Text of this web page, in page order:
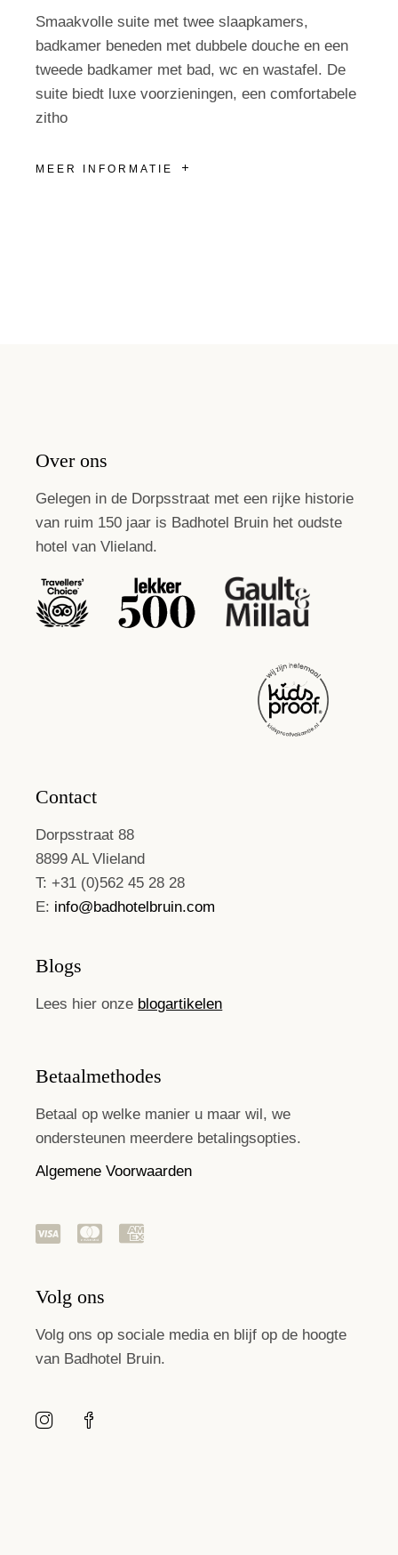
Smaakvolle suite met twee slaapkamers,
badkamer beneden met dubbele douche en een
tweede badkamer met bad, wc en wastafel. De
suite biedt luxe voorzieningen, een comfortabele
zitho
MEER INFORMATIE
Over ons
Gelegen in de Dorpsstraat met een rijke historie
van ruim 150 jaar is Badhotel Bruin het oudste
hotel van Vlieland.
Contact
Dorpsstraat 88
8899 AL Vlieland
T: +31 (0)562 45 28 28
E: info@badhotelbruin.com
Blogs
Lees hier onze blogartikelen
Betaalmethodes
Betaal op welke manier u maar wil, we
ondersteunen meerdere betalingsopties.
Algemene Voorwaarden
Volg ons
Volg ons op sociale media en blijf op de hoogte
van Badhotel Bruin.